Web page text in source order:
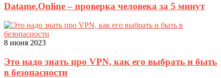
Datame.Online – проверка человека за 5 минут
8 июня 2023
Это надо знать про VPN, как его выбрать и быть
в безопасности